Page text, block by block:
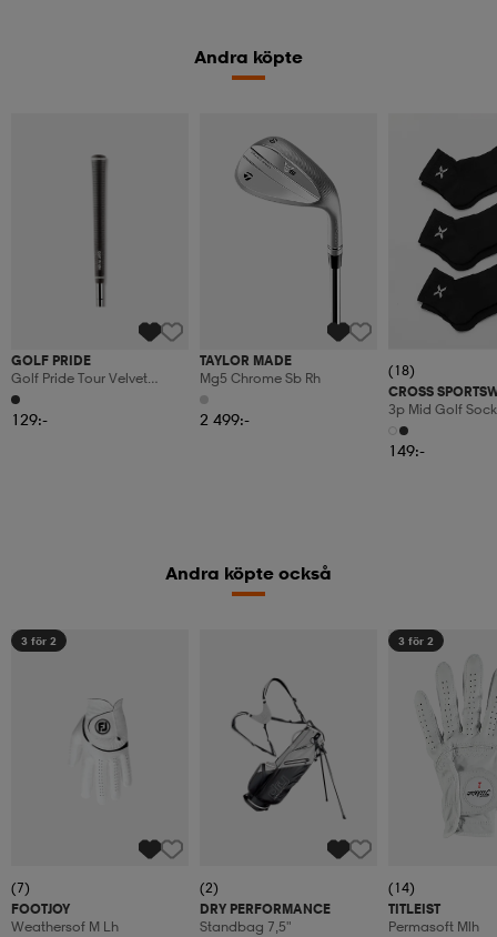
Andra köpte
GOLF PRIDE
Golf Pride Tour Velvet
Midsize
129:-
TAYLOR MADE
Mg5 Chrome Sb Rh
2 499:-
(18)
CROSS
3p Mid Golf Sock
149:-
Andra köpte också
3 för 2
(7)
FOOTJOY
Weathersof M Lh
(2)
DRY PERFORMANCE
Standbag 7,5"
3 för 2
(14)
TITLEIST
Permasoft Mlh